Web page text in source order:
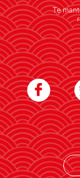
LEER MÁS
Te